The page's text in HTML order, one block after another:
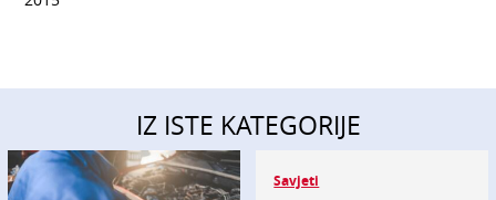
IZ ISTE KATEGORIJE
Savjeti